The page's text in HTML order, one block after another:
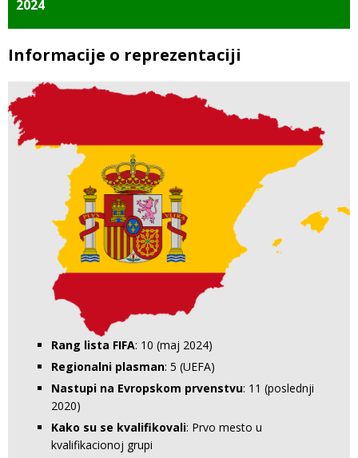
2024
Informacije o reprezentaciji
Rang lista FIFA: 10 (maj 2024)
Regionalni plasman: 5 (UEFA)
Nastupi na Evropskom prvenstvu: 11 (poslednji
2020)
Kako su se kvalifikovali: Prvo mesto u
kvalifikacionoj grupi